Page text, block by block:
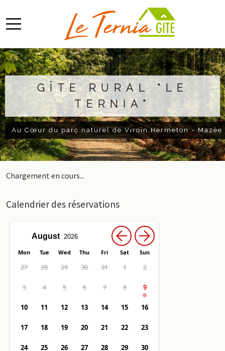
GÎTE RURAL "LE
TERNIA"
Au Cœur du parc naturel de Viroin Hermeton - Mazée
Chargement en cours...
Calendrier des réservations